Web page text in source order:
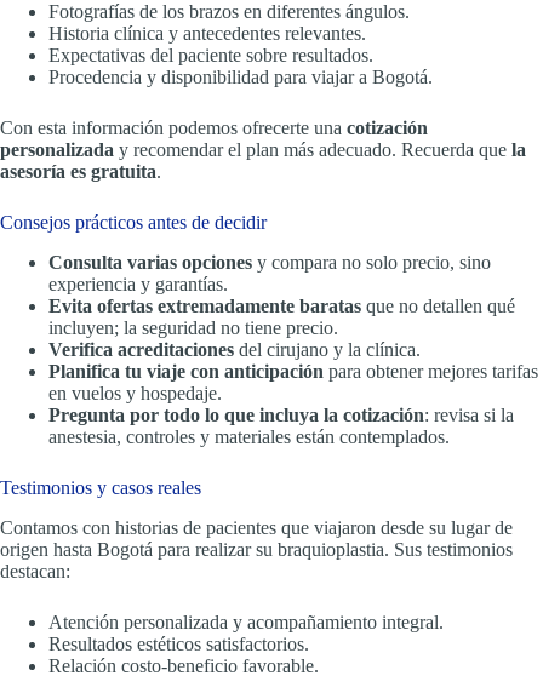
Fotografías de los brazos en diferentes ángulos.
Historia clínica y antecedentes relevantes.
Expectativas del paciente sobre resultados.
Procedencia y disponibilidad para viajar a Bogotá.
Con esta información podemos ofrecerte una cotización
personalizada y recomendar el plan más adecuado. Recuerda que la
asesoría es gratuita.
Consejos prácticos antes de decidir
Consulta varias opciones y compara no solo precio, sino
experiencia y garantías.
Evita ofertas extremadamente baratas que no detallen qué
incluyen; la seguridad no tiene precio.
Verifica acreditaciones del cirujano y la clínica.
Planifica tu viaje con anticipación para obtener mejores tarifas
en vuelos y hospedaje.
Pregunta por todo lo que incluya la cotización: revisa si la
anestesia, controles y materiales están contemplados.
Testimonios y casos reales
Contamos con historias de pacientes que viajaron desde su lugar de
origen hasta Bogotá para realizar su braquioplastia. Sus testimonios
destacan:
Atención personalizada y acompañamiento integral.
Resultados estéticos satisfactorios.
Relación costo-beneficio favorable.